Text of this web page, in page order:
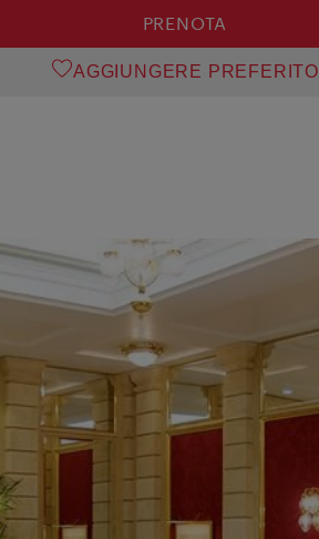
PRENOTA
AGGIUNGERE PREFERITO